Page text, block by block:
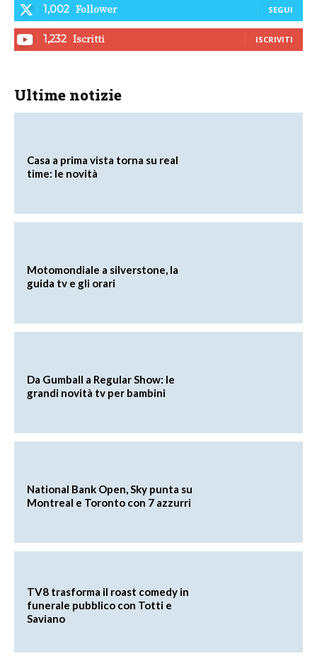
1,002 Follower SEGUI
1,232 Iscritti ISCRIVITI
Ultime notizie
Casa a prima vista torna su real
time: le novità
Motomondiale a silverstone, la
guida tv e gli orari
Da Gumball a Regular Show: le
grandi novità tv per bambini
National Bank Open, Sky punta su
Montreal e Toronto con 7 azzurri
TV8 trasforma il roast comedy in
funerale pubblico con Totti e
Saviano